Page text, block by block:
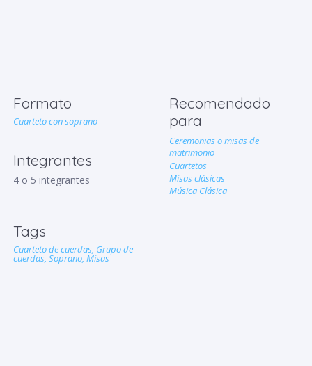
Formato
Cuarteto con soprano
Integrantes
4 o 5 integrantes
Recomendado
para
Ceremonias o misas de
matrimonio
Cuartetos
Misas clásicas
Música Clásica
Tags
Cuarteto de cuerdas, Grupo de
cuerdas, Soprano, Misas